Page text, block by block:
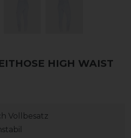
HIGH WAIST
Vollbesatz